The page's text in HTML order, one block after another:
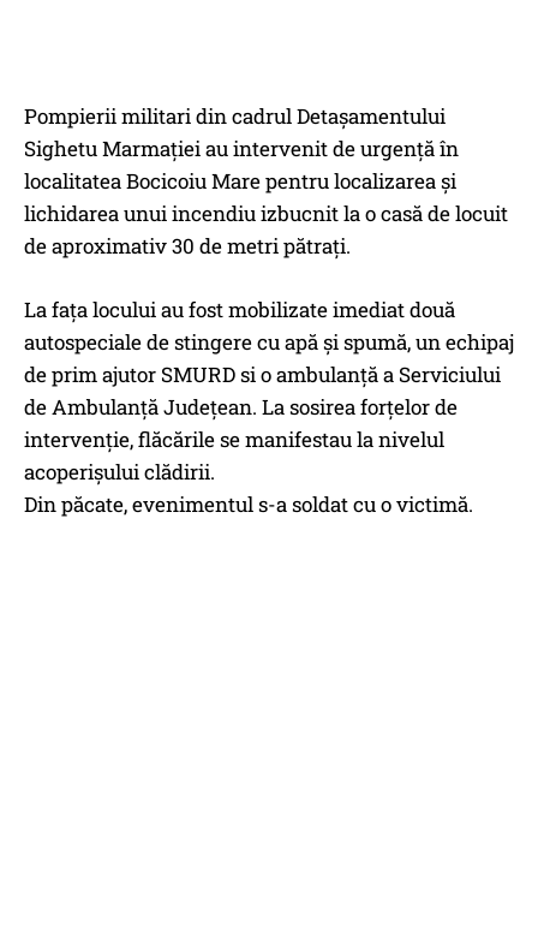
Pompierii militari din cadrul Detașamentului
Sighetu Marmației au intervenit de urgență în
localitatea Bocicoiu Mare pentru localizarea și
lichidarea unui incendiu izbucnit la o casă de locuit
de aproximativ 30 de metri pătrați.
​La fața locului au fost mobilizate imediat două
autospeciale de stingere cu apă și spumă, un echipaj
de prim ajutor SMURD si o ambulanță a Serviciului
de Ambulanță Județean. La sosirea forțelor de
intervenție, flăcările se manifestau la nivelul
acoperișului clădirii.
​Din păcate, evenimentul s-a soldat cu o victimă.